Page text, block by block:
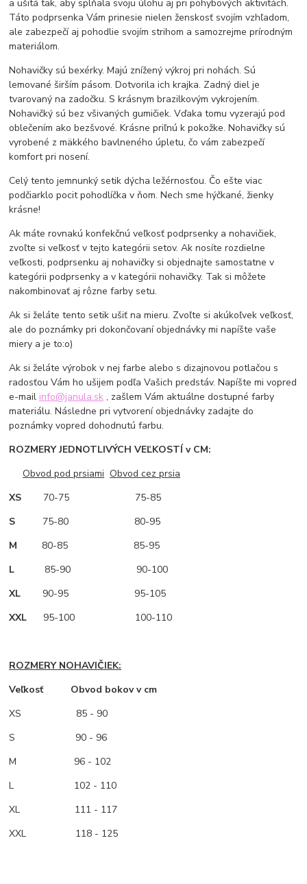
a ušitá tak, aby splňala svoju úlohu aj pri pohybových aktivitách.
Táto podprsenka Vám prinesie nielen ženskosť svojím vzhľadom,
ale zabezpečí aj pohodlie svojím strihom a samozrejme prírodným
materiálom.
Nohavičky sú bexérky. Majú znížený výkroj pri nohách. Sú
lemované širším pásom. Dotvorila ich krajka. Zadný diel je
tvarovaný na zadočku. S krásnym brazilkovým vykrojením.
Nohavičký sú bez všivaných gumičiek. Vďaka tomu vyzerajú pod
oblečením ako bezšvové. Krásne priľnú k pokožke. Nohavičky sú
vyrobené z mäkkého bavlneného úpletu, čo vám zabezpečí
komfort pri nosení.
Celý tento jemnunký setik dýcha ležérnosťou. Čo ešte viac
podčiarklo pocit pohodlíčka v ňom. Nech sme hýčkané, žienky
krásne!
Ak máte rovnakú konfekčnú veľkosť podprsenky a nohavičiek,
zvoľte si veľkosť v tejto kategórii setov. Ak nosíte rozdielne
veľkosti, podprsenku aj nohavičky si objednajte samostatne v
kategórii podprsenky a v kategórii nohavičky. Tak si môžete
nakombinovať aj rôzne farby setu.
Ak si želáte tento setik ušiť na mieru. Zvoľte si akúkoľvek veľkosť,
ale do poznámky pri dokončovaní objednávky mi napíšte vaše
miery a je to:o)
Ak si želáte výrobok v nej farbe alebo s dizajnovou potlačou s
radosťou Vám ho ušijem podľa Vašich predstáv. Napíšte mi vopred
e-mail info@janula.sk , zašlem Vám aktuálne dostupné farby
materiálu. Následne pri vytvorení objednávky zadajte do
poznámky vopred dohodnutú farbu.
ROZMERY JEDNOTLIVÝCH VEĽKOSTÍ v CM:
Obvod pod prsiami Obvod cez prsia
XS 70-75 75-85
S 75-80 80-95
M 80-85 85-95
L 85-90 90-100
XL 90-95 95-105
XXL 95-100 100-110
ROZMERY NOHAVIČIEK:
Veľkosť Obvod bokov v cm
XS
85 - 90
S 90 - 96
M
96 - 102
L 102 - 110
XL 111 - 117
XXL 118 - 125